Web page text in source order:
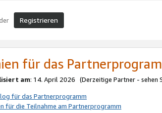
Registrieren
für das
am: 14. April 2026 (Derzeitige Partner - sehen
für das Partnerprogramm
für die Teilnahme am Partnerprogramm